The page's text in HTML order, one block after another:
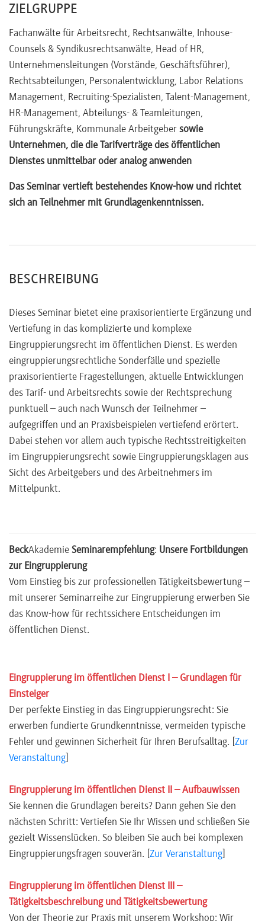
ZIELGRUPPE
Fachanwälte für Arbeitsrecht, Rechtsanwälte, Inhouse-
Counsels & Syndikusrechtsanwälte, Head of HR,
Unternehmensleitungen (Vorstände, Geschäftsführer),
Rechtsabteilungen, Personalentwicklung, Labor Relations
Management, Recruiting-Spezialisten, Talent-Management,
HR-Management, Abteilungs- & Teamleitungen,
Führungskräfte, Kommunale Arbeitgeber sowie
Unternehmen, die die Tarifverträge des öffentlichen
Dienstes unmittelbar oder analog anwenden
Das Seminar vertieft bestehendes Know-how und richtet
sich an Teilnehmer mit Grundlagenkenntnissen.
BESCHREIBUNG
Dieses Seminar bietet eine praxisorientierte Ergänzung und
Vertiefung in das komplizierte und komplexe
Eingruppierungsrecht im öffentlichen Dienst. Es werden
eingruppierungsrechtliche Sonderfälle und spezielle
praxisorientierte Fragestellungen, aktuelle Entwicklungen
des Tarif- und Arbeitsrechts sowie der Rechtsprechung
punktuell – auch nach Wunsch der Teilnehmer –
aufgegriffen und an Praxisbeispielen vertiefend erörtert.
Dabei stehen vor allem auch typische Rechtsstreitigkeiten
im Eingruppierungsrecht sowie Eingruppierungsklagen aus
Sicht des Arbeitgebers und des Arbeitnehmers im
Mittelpunkt.
BeckAkademie Seminarempfehlung: Unsere Fortbildungen
zur Eingruppierung
Vom Einstieg bis zur professionellen Tätigkeitsbewertung –
mit unserer Seminarreihe zur Eingruppierung erwerben Sie
das Know-how für rechtssichere Entscheidungen im
öffentlichen Dienst.
Eingruppierung im öffentlichen Dienst I – Grundlagen für
Einsteiger
Der perfekte Einstieg in das Eingruppierungsrecht: Sie
erwerben fundierte Grundkenntnisse, vermeiden typische
Fehler und gewinnen Sicherheit für Ihren Berufsalltag. [ Zur
Veranstaltung
Eingruppierung im öffentlichen Dienst II – Aufbauwissen
Sie kennen die Grundlagen bereits? Dann gehen Sie den
nächsten Schritt: Vertiefen Sie Ihr Wissen und schließen Sie
gezielt Wissenslücken. So bleiben Sie auch bei komplexen
Eingruppierungsfragen souverän. [ Zur Veranstaltung
Eingruppierung im öffentlichen Dienst III –
Tätigkeitsbeschreibung und Tätigkeitsbewertung
Von der Theorie zur Praxis mit unserem Workshop: Wir